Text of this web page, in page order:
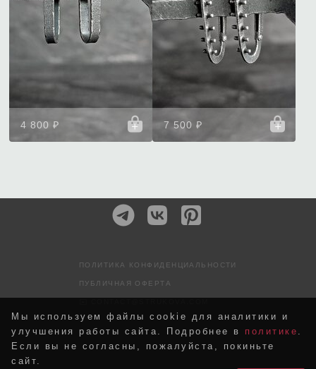
Мы используем файлы cookie для аналитики и
улучшения работы сайта. Подробнее в политике .
Если вы не согласны, пожалуйста, покиньте
сайт.
4 800 ₽ 7 500 ₽
ПОЛИТИКА КОНФИДЕНЦИАЛЬНОСТИ
ПУБЛИЧНАЯ ОФЕРТА